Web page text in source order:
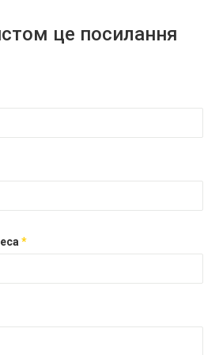
це посилання
*